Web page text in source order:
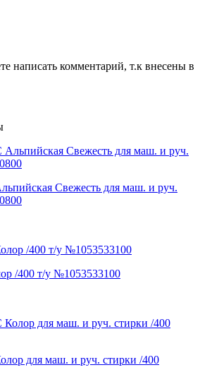
написать комментарий, т.к внесены в
Свежесть для маш. и руч.
/400 т/у №1053533100
для маш. и руч. стирки /400